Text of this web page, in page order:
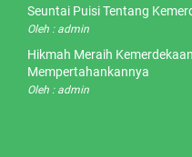
Seuntai Puisi Tentang
Oleh : admin
Hikmah Meraih
Mempertahankannya
Oleh : admin